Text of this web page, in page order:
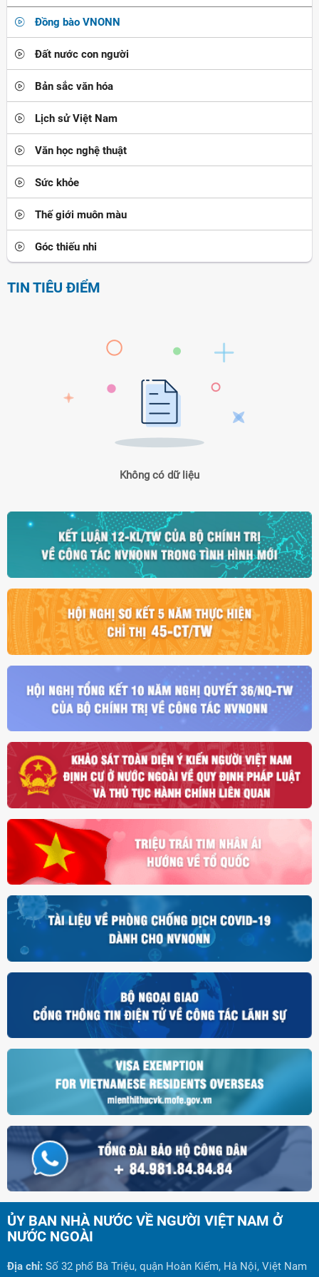
Đồng bào VNONN
Đất nước con người
Bản sắc văn hóa
Lịch sử Việt Nam
Văn học nghệ thuật
Sức khỏe
Thế giới muôn màu
Góc thiếu nhi
TIN TIÊU ĐIỂM
Không có dữ liệu
ỦY BAN NHÀ NƯỚC VỀ NGƯỜI VIỆT NAM Ở
NƯỚC NGOÀI
Địa chỉ: Số 32 phố Bà Triệu, quận Hoàn Kiếm, Hà Nội, Việt Nam